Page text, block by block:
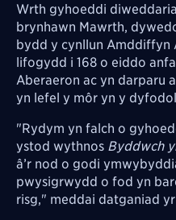
Wrth gyhoeddi
brynhawn Mawrth,
bydd y cynllun Amddiffyn
lifogydd i 168 o eiddo
Aberaeron ac yn darparu
yn lefel y môr yn y
"Rydym yn falch o
ystod wythnos Byddwch
â’r nod o godi
pwysigrwydd o fod yn
risg," meddai datganiad